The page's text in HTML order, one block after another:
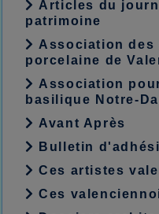
Articles du
patrimoine
Association des
porcelaine de
Association
basilique Notre-
Avant Après
Bulletin
Ces artistes
Ces